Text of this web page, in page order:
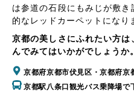
は参道の石段にもみじが敷
的なレッドカーペットになり
京都の美しさにふれたい方
んでみてはいかがでしょうか。
京都府京都市伏見区・京都府京
京都駅八条口観光バス乗降場で